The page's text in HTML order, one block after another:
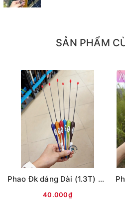
+ 6.2g
SẢN PHẨM
Phao Đk dáng Dài (1.3T) các màu (#16-dài 30cm)
40.000₫